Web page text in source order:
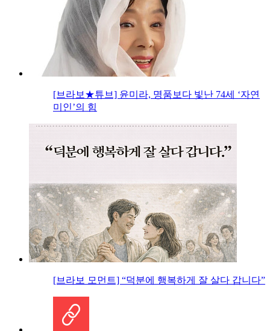
[브라보★튜브] 윤미라, 명품보다 빛난 74세 ‘자연
미인’의 힘
[브라보 모먼트] “덕분에 행복하게 잘 살다 갑니다”